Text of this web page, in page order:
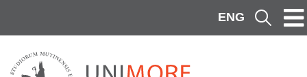
ENG Cerca